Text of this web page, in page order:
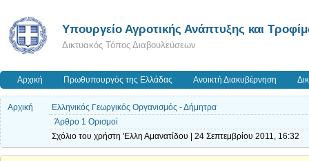
Υπουργείο Αγροτικής Ανάπτυξης και
Δικτυακός Τόπος Διαβουλεύσεων
Αρχική Πρωθυπουργός της Ελλάδας Ανοικτή Διακυβέρνηση
Αρχική
Ελληνικός Γεωργικός Οργανισμός - Δήμητρα
Άρθρο 1 Ορισμοί
Σχόλιο του χρήστη 'Ελλη Αμανατίδου | 24 Σεπτεμβρίου 2011, 16:32